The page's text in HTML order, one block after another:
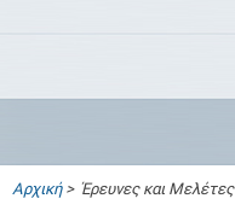
Αρχική> Έρευνες και Μελέτες